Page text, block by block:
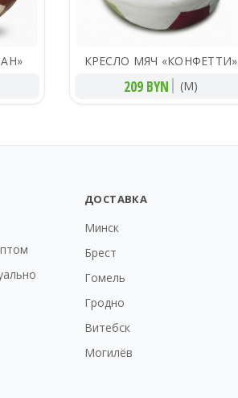
КРЕСЛО МЯЧ «КОНФЕТТИ»
209 BYN (M)
ДОСТАВКА
Минск
Брест
Гомель
Гродно
Витебск
Могилёв